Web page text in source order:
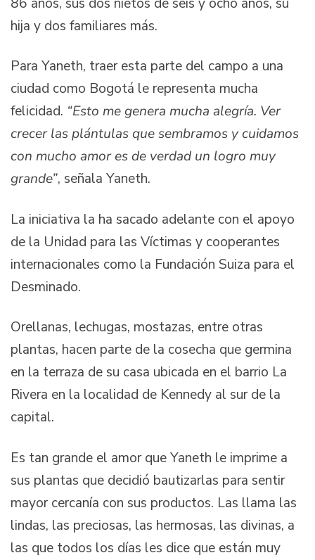
hija y dos familiares más.
Para Yaneth, traer esta parte del campo a una
ciudad como Bogotá le representa mucha
felicidad. “Esto me genera mucha alegría. Ver
crecer las plántulas que sembramos y cuidamos
con mucho amor es de verdad un logro muy
grande”, señala Yaneth.
La iniciativa la ha sacado adelante con el apoyo
de la Unidad para las Víctimas y cooperantes
internacionales como la Fundación Suiza para el
Desminado.
Orellanas, lechugas, mostazas, entre otras
plantas, hacen parte de la cosecha que germina
en la terraza de su casa ubicada en el barrio La
Rivera en la localidad de Kennedy al sur de la
capital.
Es tan grande el amor que Yaneth le imprime a
sus plantas que decidió bautizarlas para sentir
mayor cercanía con sus productos. Las llama las
lindas, las preciosas, las hermosas, las divinas, a
las que todos los días les dice que están muy